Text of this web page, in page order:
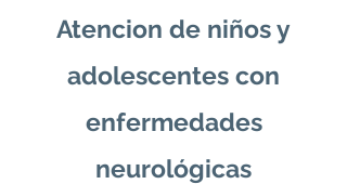
Atencion de niños y
adolescentes con
enfermedades
neurológicas